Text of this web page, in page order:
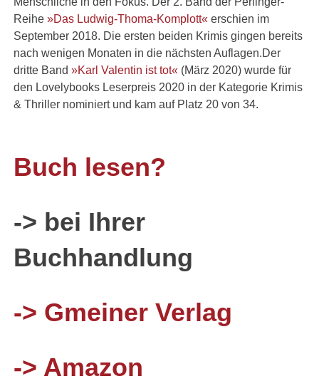
Reihe»Das Ludwig-Thoma-Komplott« erschien im
September 2018. Die ersten beiden Krimis gingen bereits
nach wenigen Monaten in die nächsten Auflagen.Der
dritte Band»Karl Valentin ist tot« (März 2020) wurde für
den Lovelybooks Leserpreis 2020 in der Kategorie Krimis
& Thriller nominiert und kam auf Platz 20 von 34.
Buch lesen?
-> bei Ihrer
Buchhandlung
-> Gmeiner Verlag
-> Amazon